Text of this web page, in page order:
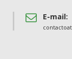
E-mail: